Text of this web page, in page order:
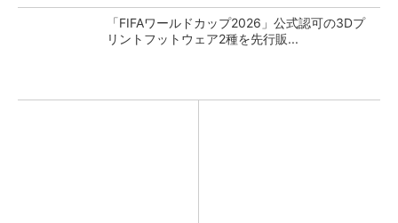
「FIFAワールドカップ2026」公式認可の3Dプ
リントフットウェア2種を先行販...